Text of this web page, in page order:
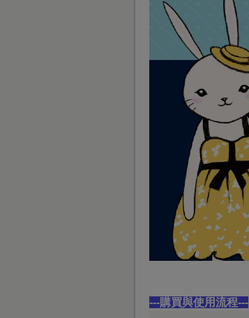
---購買與使用流程---